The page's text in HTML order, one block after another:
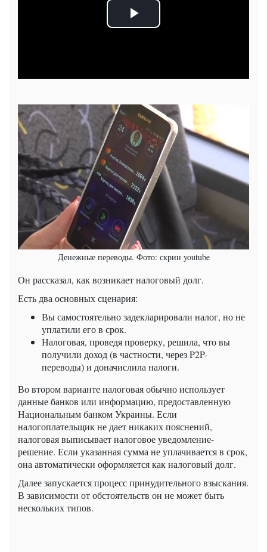
Денежные переводы. Фото: скрин youtube
Он рассказал, как возникает налоговый долг.
Есть два основных сценария:
Вы самостоятельно задекларировали налог, но не
уплатили его в срок.
Налоговая, проведя проверку, решила, что вы
получили доход (в частности, через P2P-
переводы) и доначислила налоги.
Во втором варианте налоговая обычно использует
данные банков или информацию, предоставленную
Национальным банком Украины. Если
налогоплательщик не дает никаких пояснений,
налоговая выписывает налоговое уведомление-
решение. Если указанная сумма не уплачивается в срок,
она автоматически оформляется как налоговый долг.
Далее запускается процесс принудительного взыскания.
В зависимости от обстоятельств он не может быть
нескольких типов.